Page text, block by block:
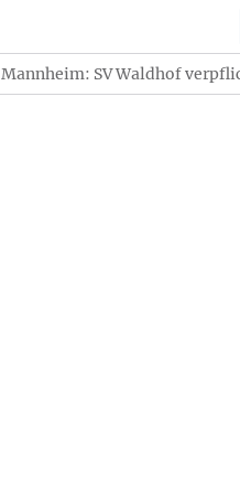
Mannheim: SV Waldhof